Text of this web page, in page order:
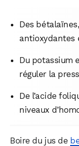
Des
Du potassium
réguler la
De l’acide
niveaux
Boire du jus de